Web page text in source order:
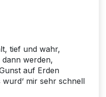
tief und wahr,
dann werden,
auf Erden
mir sehr schnell